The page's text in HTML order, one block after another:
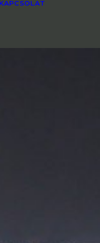
KAPCSOLAT